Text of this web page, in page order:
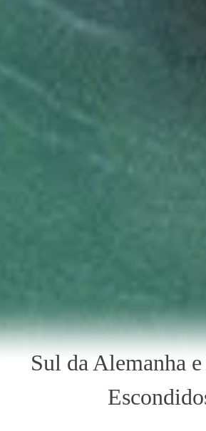
Sul da Alemanha